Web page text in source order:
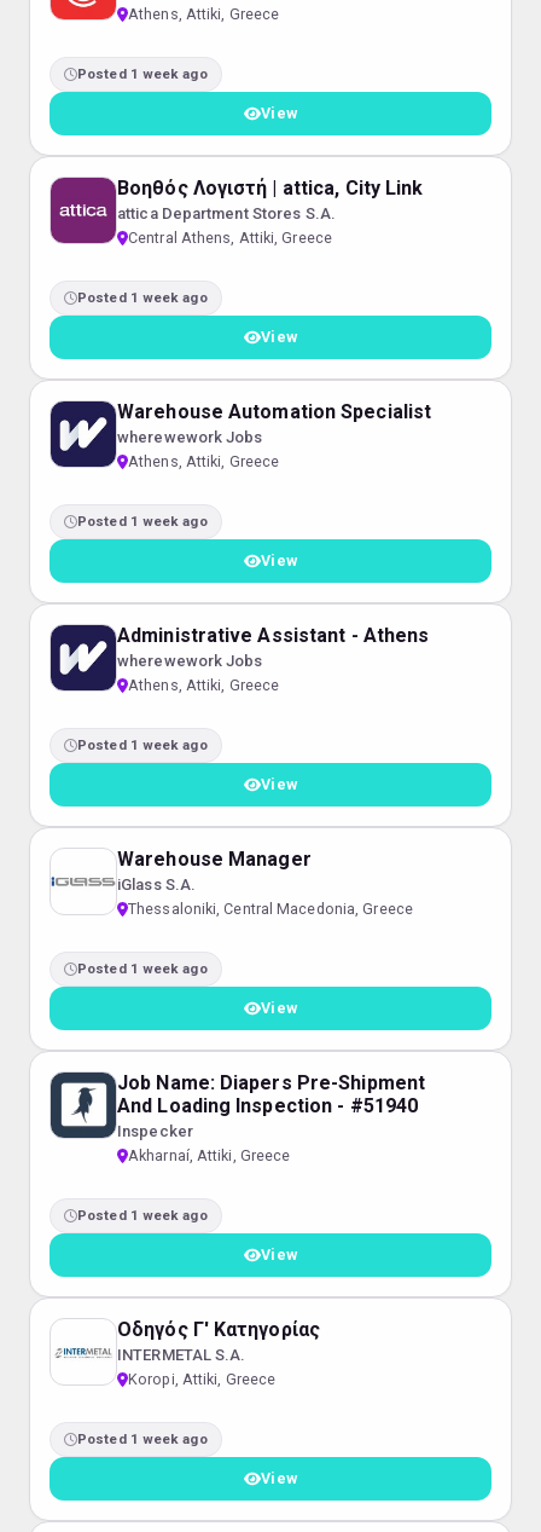
Athens, Attiki, Greece
Posted 1 week ago
View
Βοηθός Λογιστή | attica, City Link
attica Department Stores S.A.
Central Athens, Attiki, Greece
Posted 1 week ago
View
Warehouse Automation Specialist
wherewework Jobs
Athens, Attiki, Greece
Posted 1 week ago
View
Administrative Assistant - Athens
wherewework Jobs
Athens, Attiki, Greece
Posted 1 week ago
View
Warehouse Manager
iGlass S.A.
Thessaloniki, Central Macedonia, Greece
Posted 1 week ago
View
Job Name: Diapers Pre-Shipment
And Loading Inspection - #51940
Inspecker
Akharnaí, Attiki, Greece
Posted 1 week ago
View
Οδηγός Γ' Κατηγορίας
INTERMETAL S.A.
Koropi, Attiki, Greece
Posted 1 week ago
View